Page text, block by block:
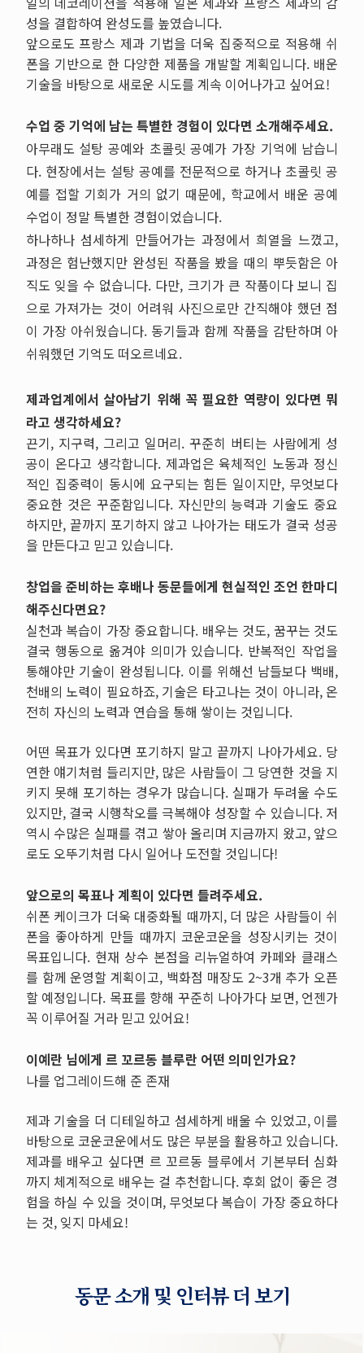
성을 결합하여 완성도를 높였습니다.
앞으로도 프랑스 제과 기법을 더욱 집중적으로 적용해 쉬
폰을 기반으로 한 다양한 제품을 개발할 계획입니다. 배운
기술을 바탕으로 새로운 시도를 계속 이어나가고 싶어요!
수업 중 기억에 남는 특별한 경험이 있다면 소개해주세요.
아무래도 설탕 공예와 초콜릿 공예가 가장 기억에 남습니
다. 현장에서는 설탕 공예를 전문적으로 하거나 초콜릿 공
예를 접할 기회가 거의 없기 때문에, 학교에서 배운 공예
수업이 정말 특별한 경험이었습니다.
하나하나 섬세하게 만들어가는 과정에서 희열을 느꼈고,
과정은 험난했지만 완성된 작품을 봤을 때의 뿌듯함은 아
직도 잊을 수 없습니다. 다만, 크기가 큰 작품이다 보니 집
으로 가져가는 것이 어려워 사진으로만 간직해야 했던 점
이 가장 아쉬웠습니다. 동기들과 함께 작품을 감탄하며 아
쉬워했던 기억도 떠오르네요.
제과업계에서 살아남기 위해 꼭 필요한 역량이 있다면 뭐
라고 생각하세요?
끈기, 지구력, 그리고 일머리.꾸준히 버티는 사람에게 성
공이 온다고 생각합니다. 제과업은 육체적인 노동과 정신
적인 집중력이 동시에 요구되는 힘든 일이지만, 무엇보다
중요한 것은 꾸준함입니다. 자신만의 능력과 기술도 중요
하지만, 끝까지 포기하지 않고 나아가는 태도가 결국 성공
을 만든다고 믿고 있습니다.
창업을 준비하는 후배나 동문들에게 현실적인 조언 한마디
해주신다면요?
실천과 복습이 가장 중요합니다. 배우는 것도, 꿈꾸는 것도
결국 행동으로 옮겨야 의미가 있습니다. 반복적인 작업을
통해야만 기술이 완성됩니다. 이를 위해선 남들보다 백배,
천배의 노력이 필요하죠, 기술은 타고나는 것이 아니라, 온
전히 자신의 노력과 연습을 통해 쌓이는 것입니다.
어떤 목표가 있다면 포기하지 말고 끝까지 나아가세요. 당
연한 얘기처럼 들리지만, 많은 사람들이 그 당연한 것을 지
키지 못해 포기하는 경우가 많습니다.실패가 두려울 수도
있지만, 결국 시행착오를 극복해야 성장할 수 있습니다. 저
역시 수많은 실패를 겪고 쌓아 올리며 지금까지 왔고, 앞으
로도 오뚜기처럼 다시 일어나 도전할 것입니다!
앞으로의 목표나 계획이 있다면 들려주세요.
쉬폰 케이크가 더욱 대중화될 때까지, 더 많은 사람들이 쉬
폰을 좋아하게 만들 때까지 코운코운을 성장시키는 것이
목표입니다. 현재 상수 본점을 리뉴얼하여 카페와 클래스
를 함께 운영할 계획이고, 백화점 매장도 2~3개 추가 오픈
할 예정입니다. 목표를 향해 꾸준히 나아가다 보면, 언젠가
꼭 이루어질 거라 믿고 있어요!
이예란 님에게 르 꼬르동 블루란 어떤 의미인가요?
나를 업그레이드해 준 존재
제과 기술을 더 디테일하고 섬세하게 배울 수 있었고, 이를
바탕으로 코운코운에서도 많은 부분을 활용하고 있습니다.
제과를 배우고 싶다면 르 꼬르동 블루에서 기본부터 심화
까지 체계적으로 배우는 걸 추천합니다. 후회 없이 좋은 경
험을 하실 수 있을 것이며, 무엇보다 복습이 가장 중요하다
는 것, 잊지 마세요!
동문 소개 및 인터뷰 더 보기